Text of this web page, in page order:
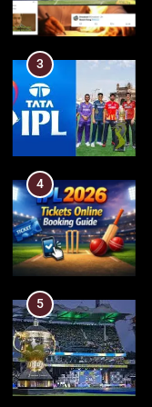
3
4
5